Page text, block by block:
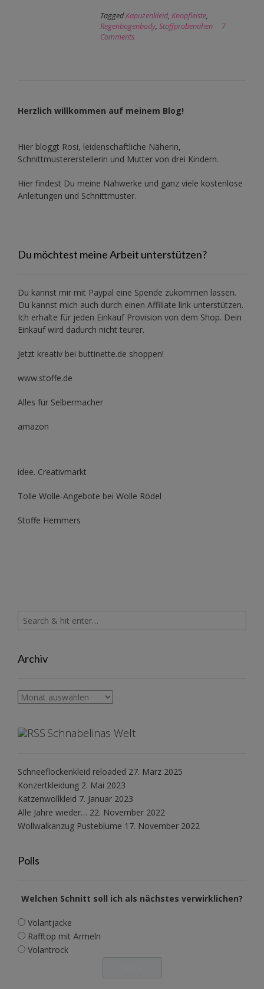
TaggedKapuzenkleid, Knopfleiste,
Regenbogenbody, Stoffprobenähen
7
Comments
Herzlich willkommen auf meinem Blog!
Hier bloggt Rosi, leidenschaftliche Näherin,
Schnittmustererstellerin und Mutter von drei Kindern.
Hier findest Du meine Nähwerke und ganz viele kostenlose
Anleitungen und Schnittmuster.
Du möchtest meine Arbeit unterstützen?
Du kannst mir mit Paypal eine Spende zukommen lassen.
Du kannst mich auch durch einen Affiliate link unterstützen.
Ich erhalte für jeden Einkauf Provision von dem Shop. Dein
Einkauf wird dadurch nicht teurer.
Jetzt kreativ bei buttinette.de shoppen!
www.stoffe.de
Alles für Selbermacher
amazon
idee. Creativmarkt
Tolle Wolle-Angebote bei Wolle Rödel
Stoffe Hemmers
Archiv
Archiv
Schnabelinas Welt
Schneeflockenkleid reloaded 27. März 2025
Konzertkleidung 2. Mai 2023
Katzenwollkleid 7. Januar 2023
Alle Jahre wieder… 22. November 2022
Wollwalkanzug Pusteblume 17. November 2022
Polls
Welchen Schnitt soll ich als nächstes verwirklichen?
Volantjacke
Rafftop mit Ärmeln
Volantrock